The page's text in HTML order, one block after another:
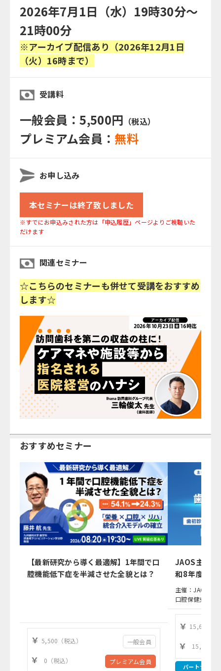
2026年7月1日（水）19時30分～
21時00分
※アーカイブ配信あり（2026年12月1日
（火）16時まで）
受講料
一般会員：5,500円 （税込）
プレミアム会員： 無料
お申し込み
本セミナーは終了致しました
※すでにお申込みされた方は「申込履歴」ページよりご視聴いた
だけます
関連セミナー
☆こちらのセミナーも併せて受講をおすすめ
します☆
おすすめセミナー
【最新研究から導く最適解】1年間で口
腔機能低下症を半減させた全貌とは？
5,500（税込） 一般会員
0（税込） プレミアム会員
JAOS主催
和8年度（
応
主催：JAOS（
口腔保健支援機
15,630（
15,630（
パートナー